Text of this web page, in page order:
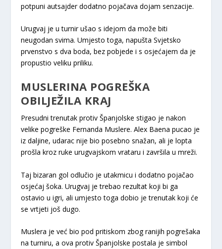
potpuni autsajder dodatno pojačava dojam senzacije.
Urugvaj je u turnir ušao s idejom da može biti
neugodan svima. Umjesto toga, napušta Svjetsko
prvenstvo s dva boda, bez pobjede i s osjećajem da je
propustio veliku priliku.
MUSLERINA POGREŠKA
OBILJEŽILA KRAJ
Presudni trenutak protiv Španjolske stigao je nakon
velike pogreške Fernanda Muslere. Alex Baena pucao je
iz daljine, udarac nije bio posebno snažan, ali je lopta
prošla kroz ruke urugvajskom vrataru i završila u mreži.
Taj bizaran gol odlučio je utakmicu i dodatno pojačao
osjećaj šoka. Urugvaj je trebao rezultat koji bi ga
ostavio u igri, ali umjesto toga dobio je trenutak koji će
se vrtjeti još dugo.
Muslera je već bio pod pritiskom zbog ranijih pogrešaka
na turniru, a ova protiv Španjolske postala je simbol